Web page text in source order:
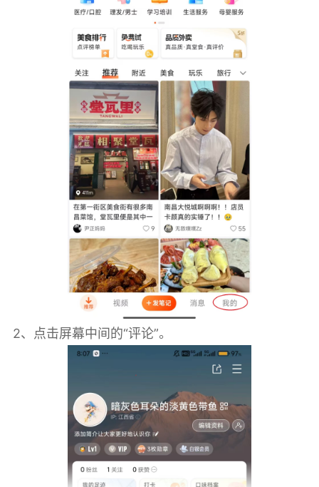
2、点击屏幕中间的“评论”。